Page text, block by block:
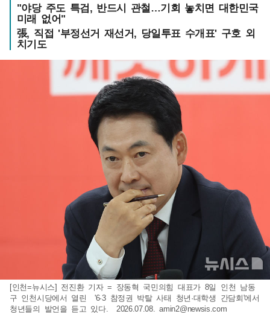
"야당 주도 특검, 반드시 관철…기회 놓치면 대한민국
미래 없어"
張, 직접 '부정선거 재선거, 당일투표 수개표' 구호 외
치기도
[인천=뉴시스] 전진환 기자 = 장동혁 국민의힘 대표가 8일 인천 남동
구 인천시당에서 열린 '6·3 참정권 박탈 사태 청년·대학생 간담회'에서
청년들의 발언을 듣고 있다. 2026.07.08.amin2@newsis.com